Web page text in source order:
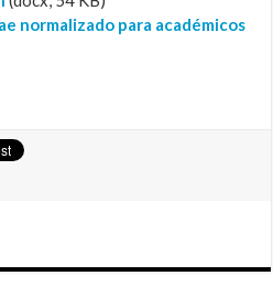
normalizado para académicos